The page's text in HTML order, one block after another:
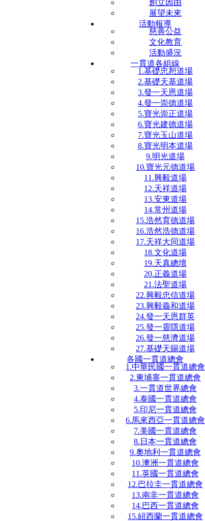
創立因由
展望未來
活動報導
慈善公益
文化教育
活動盛況
一貫道各組線
1.基礎忠恕道場
2.基礎天基道場
3.發一天恩道場
4.發一崇德道場
5.寶光崇正道場
6.寶光建德道場
7.寶光玉山道場
8.寶光明本道場
9.明光道場
10.寶光元德道場
11.興毅道場
12.天祥道場
13.安東道場
14.常州道場
15.浩然育德道場
16.浩然浩德道場
17.天祥大同道場
18.文化道場
19.天真總壇
20.正義道場
21.法聖道場
22.興毅忠信道場
23.興毅義和道場
24.發一天恩群英
25.發一靈隱道場
26.發一慈濟道場
27.基礎天賜道場
各國一貫道總會
1.中華民國一貫道總會
2.柬埔寨一貫道總會
3.一貫道世界總會
4.泰國一貫道總會
5.印尼一貫道總會
6.馬來西亞一貫道總會
7.美國一貫道總會
8.日本一貫道總會
9.奧地利一貫道總會
10.澳洲一貫道總會
11.英國一貫道總會
12.巴拉圭一貫道總會
13.南非一貫道總會
14.巴西一貫道總會
15.紐西蘭一貫道總會